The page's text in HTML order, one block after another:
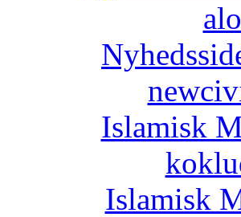
Islamisk
Islamisk